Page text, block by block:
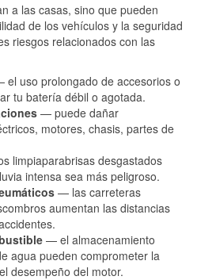
a las casas, sino que pueden
de los vehículos y la seguridad
riesgos relacionados con las
el uso prolongado de accesorios o
tu batería débil o agotada.
— puede dañar
motores, chasis, partes de
limpiaparabrisas desgastados
intensa sea más peligroso.
— las carreteras
aumentan las distancias
— el almacenamiento
agua pueden comprometer la
desempeño del motor.